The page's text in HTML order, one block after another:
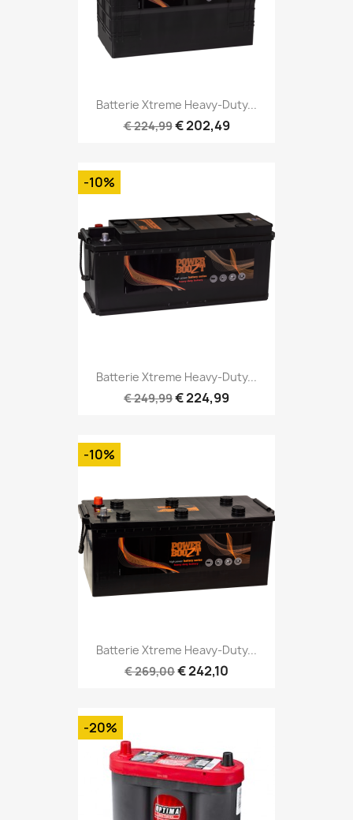
Batterie Xtreme Heavy-Duty...
€ 224,99€ 202,49
Batterie Xtreme Heavy-Duty...
€ 249,99€ 224,99
-10%
Batterie Xtreme Heavy-Duty...
€ 269,00€ 242,10
-10%
-20%